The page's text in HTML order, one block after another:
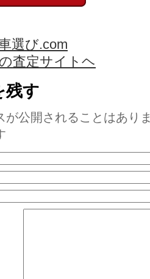
選び.com
査定サイトヘ
残す
が公開されることはあり